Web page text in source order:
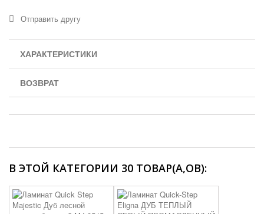
Отправить другу
ХАРАКТЕРИСТИКИ
ВОЗВРАТ
В ЭТОЙ КАТЕГОРИИ 30 ТОВАР(А,ОВ):